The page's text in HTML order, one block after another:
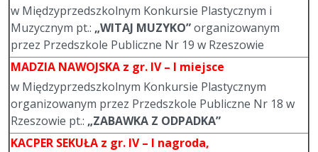
w Międzyprzedszkolnym Konkursie Plastycznym i
Muzycznym pt.: „WITAJ MUZYKO”organizowanym
przez Przedszkole Publiczne Nr 19 w Rzeszowie
MADZIA NAWOJSKA z gr. IV – I miejsce
w Międzyprzedszkolnym Konkursie Plastycznym
organizowanym przez Przedszkole Publiczne Nr 18 w
Rzeszowie pt.: „ZABAWKA Z ODPADKA”
KACPER SEKUŁA z gr. IV – I nagroda,